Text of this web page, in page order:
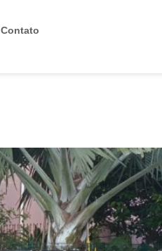
Contato